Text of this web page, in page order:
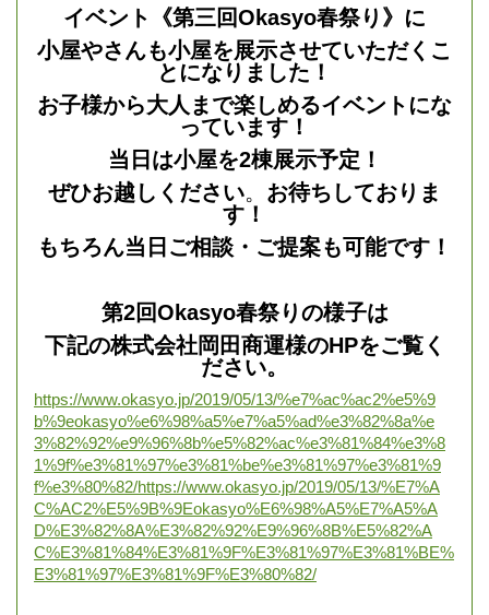
イベント《第三回Okasyo春祭り》に
小屋やさんも小屋を展示させていただくこ
とになりました！
お子様から大人まで楽しめるイベントにな
っています！
当日は小屋を2棟展示予定！
ぜひお越しください。 お待ちしておりま
す！
もちろん当日ご相談・ご提案も可能です！
第2回Okasyo春祭りの様子は
下記の株式会社岡田商運様のHPをご覧く
ださい。
https://www.okasyo.jp/2019/05/13/%e7%ac%ac2%e5%9
b%9eokasyo%e6%98%a5%e7%a5%ad%e3%82%8a%e
3%82%92%e9%96%8b%e5%82%ac%e3%81%84%e3%8
1%9f%e3%81%97%e3%81%be%e3%81%97%e3%81%9
f%e3%80%82/https://www.okasyo.jp/2019/05/13/%E7%A
C%AC2%E5%9B%9Eokasyo%E6%98%A5%E7%A5%A
D%E3%82%8A%E3%82%92%E9%96%8B%E5%82%A
C%E3%81%84%E3%81%9F%E3%81%97%E3%81%BE%
E3%81%97%E3%81%9F%E3%80%82/